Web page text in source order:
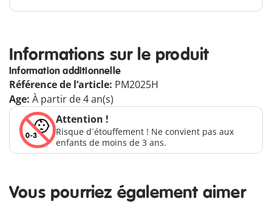
Informations sur le produit
Information additionnelle
Référence de l’article: PM2025H
Age: À partir de 4 an(s)
Attention !
Risque d´étouffement ! Ne convient pas aux
enfants de moins de 3 ans.
Vous pourriez également aimer